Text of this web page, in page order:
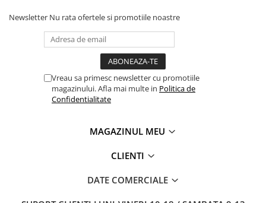
Newsletter Nu rata ofertele si promotiile noastre
Vreau sa primesc newsletter cu promotiile
magazinului. Afla mai multe in Politica de
Confidentialitate
MAGAZINUL MEU
CLIENTI
DATE COMERCIALE